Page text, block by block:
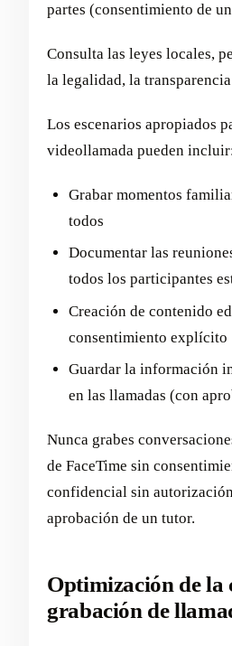
partes (consentimiento de
Consulta las leyes locales,
la legalidad, la
Los escenarios apropiados
videollamada pueden
Grabar momentos
todos
Documentar las
todos los participantes
Creación de contenido
consentimiento explícito
Guardar la información
en las llamadas (con
Nunca grabes
de FaceTime sin
confidencial sin
aprobación de un tutor.
Optimización de la
grabación de